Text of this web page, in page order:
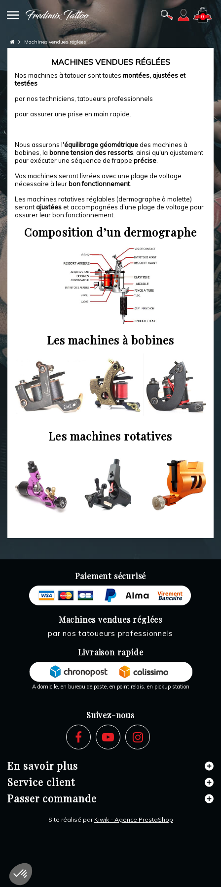
0
Machines vendues réglées
MACHINES VENDUES RÉGLÉES
Nos machines à tatouer sont toutes montées, ajustées et
testées
par nos techniciens, tatoueurs professionnels
pour assurer une prise en main rapide.
Nous assurons l'équilibrage géométriquedes machines à
bobines, la bonne tension des ressorts , ainsi qu'un ajustement
pour exécuter une séquence de frappe précise
Vos machines seront livrées avec une plage de voltage
nécessaire à leur bon fonctionnement.
Les machines rotatives réglables (dermographe à molette)
serontajustéeset accompagnées d'une plage de voltage pour
assurer leur bon fonctionnement.
Composition d’un dermographe
Les machines à bobines
Les machines rotatives
Paiement sécurisé
Machines vendues réglées
par nos tatoueurs professionnels
Livraison rapide
A domicile, en bureau de poste, en point relais, en pickup station
Suivez-nous
En savoir plus
Service client
Passer commande
Site réalisé par Kiwik - Agence PrestaShop